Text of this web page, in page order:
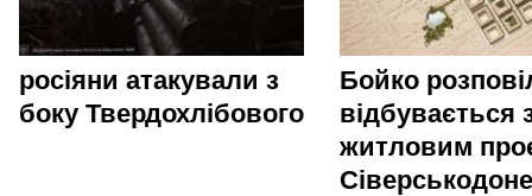
росіяни атакували з
боку Твердохлібового
Бойко
відбувається
житловим